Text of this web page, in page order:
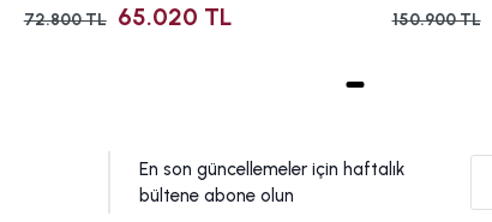
72.800 TL 65.020 TL 150.900 TL
En son güncellemeler için haftalık
bültene abone olun